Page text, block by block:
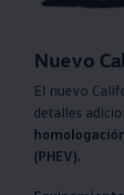
Nuevo
El nuevo
detalles
(PHEV).